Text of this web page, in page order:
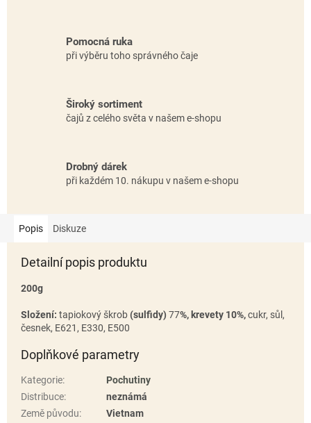
Pomocná ruka
při výběru toho správného čaje
Široký sortiment
čajů z celého světa v našem e-shopu
Drobný dárek
při každém 10. nákupu v našem e-shopu
Popis Diskuze
Detailní popis produktu
200g
Složení: tapiokový škrob (sulfidy) 77%, krevety 10%,cukr, sůl,
česnek, E621, E330, E500
Doplňkové parametry
Kategorie:
Pochutiny
Distribuce:
neznámá
Země původu:
Vietnam